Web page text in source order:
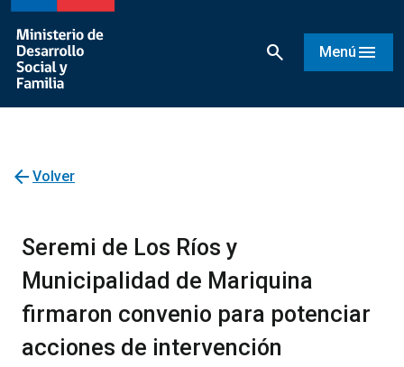
search Menú menu
arrow_back Volver
Seremi de Los Ríos y
Municipalidad de Mariquina
firmaron convenio para potenciar
acciones de intervención